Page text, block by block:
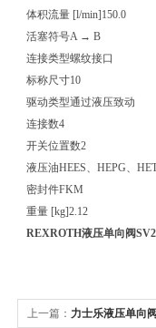
体积流量 [l/min]150.0
活塞符号A → B
连接类型螺纹接口
标称尺寸10
驱动类型通过液压致动
连接数4
开关位置数2
液压油HEES、HEPG、
密封件FKM
重量 [kg]2.12
REXROTH液压单向阀
上一篇： 力士乐液压单向